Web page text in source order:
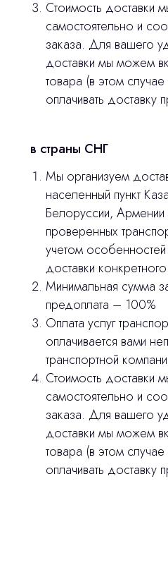
Стоимость доставки
самостоятельно и
заказа. Для вашего
доставки мы можем
товара (в этом
оплачивать доставку
в страны СНГ
Мы организуем
населенный пункт
Белоруссии,
проверенных
учетом
доставки
Минимальная сумма
предоплата – 100%
Оплата услуг
оплачивается вами
транспортной
Стоимость доставки
самостоятельно и
заказа. Для вашего
доставки мы можем
товара (в этом
оплачивать доставку
ответим на все
© 2024 ЛС Дентал Групп
сделано
Главная
3D печать
Лицензирование
Изготовление хирургических
Оплата и доставка
Политика конфиденциальности
Контакты
stasicus